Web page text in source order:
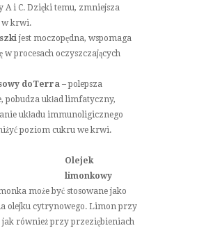
i C. Dzięki temu, zmniejsza
w krwi.
jest moczopędna, wspomaga
w procesach oczyszczających
doTerra – polepsza
pobudza układ limfatyczny,
układu immunoligicznego
poziom cukru we krwi.
Olejek
limonkowy
może być stosowane jako
olejku cytrynowego. Limon przy
jak również przy przeziębieniach